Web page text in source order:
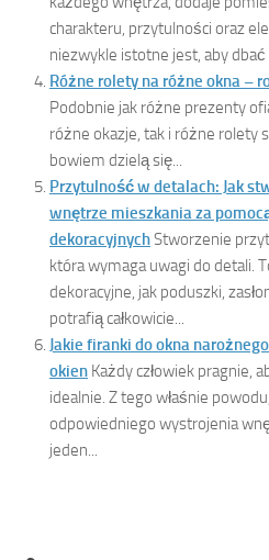
charakteru, przytulności oraz
niezwykle istotne jest, aby dbać
Różne rolety na różne okna –
Podobnie jak różne prezenty
różne okazje, tak i różne rolety
bowiem dzielą się...
Przytulność w detalach: Jak
wnętrze mieszkania za
dekoracyjnychStworzenie
która wymaga uwagi do detali.
dekoracyjne, jak poduszki,
potrafią całkowicie...
Jakie firanki do okna
okien Każdy człowiek pragnie,
idealnie. Z tego właśnie
odpowiedniego wystrojenia
jeden...